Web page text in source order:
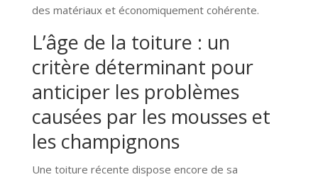
des matériaux et économiquement cohérente.
L’âge de la toiture : un
critère déterminant pour
anticiper les problèmes
causées par les mousses et
les champignons
Une toiture récente dispose encore de sa